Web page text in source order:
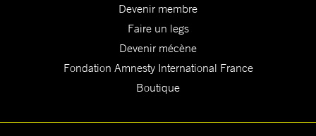
Devenir membre
Faire un legs
Devenir mécène
Fondation Amnesty International France
Boutique